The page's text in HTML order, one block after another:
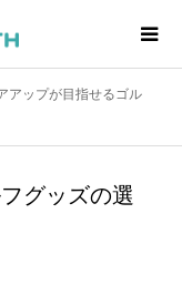
アップが目指せるゴル
グッズの選